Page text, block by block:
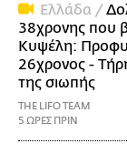
Ελλάδα /
38χρονης που
Κυψέλη:
26χρονος -
της σιωπής
THE LIFO TEAM
5 ΩΡΕΣ ΠΡΙΝ